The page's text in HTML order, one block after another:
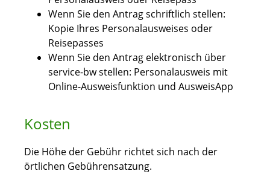
Wenn Sie den Antrag schriftlich stellen:
Kopie Ihres Personalausweises oder
Reisepasses
Wenn Sie den Antrag elektronisch über
service-bw stellen: Personalausweis mit
Online-Ausweisfunktion und AusweisApp
Kosten
Die Höhe der Gebühr richtet sich nach der
örtlichen Gebührensatzung.